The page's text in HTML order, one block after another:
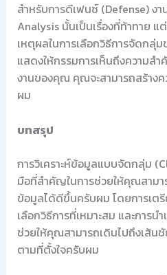
สำหรับการดีเฟนซ์ (Defense) ง
Analysis นั้นเป็นเรื่องที่ท้าทาย
เหตุผลในการเลือกวิธีการจัดกลุ่
แสดงให้กรรมการเห็นถึงความส
งานของคุณ คุณจะสามารถสร้าง
ผม
บทสรุป
การวิเคราะห์ข้อมูลแบบจัดกลุ่ม
มือที่สำคัญในการช่วยให้คุณสามา
ข้อมูลได้ดีขึ้นครับผม โดยการเต
เลือกวิธีการที่เหมาะสม และการ
ช่วยให้คุณสามารถเดินไปถึงเส้
ตามที่ตั้งใจครับผม